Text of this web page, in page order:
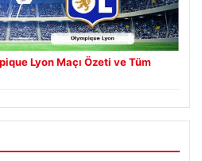
Lyon Maçı Özeti ve Tüm